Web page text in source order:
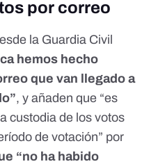
por correo
la Guardia Civil
hemos hecho
que van llegado a
, y añaden que “es
custodia de los votos
de votación” por
“no ha habido